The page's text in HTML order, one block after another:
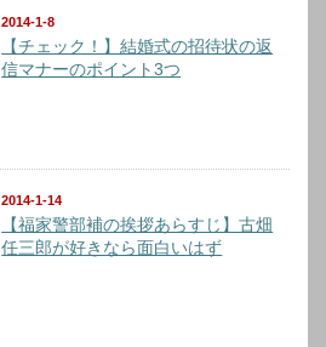
2014-1-8
【チェック！】結婚式の招待状の返
信マナーのポイント3つ
2014-1-14
【福家警部補の挨拶あらすじ】古畑
任三郎が好きなら面白いはず